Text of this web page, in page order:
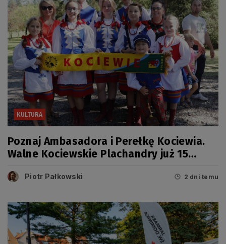
KULTURA
Poznaj Ambasadora i Perełkę Kociewia.
Walne Kociewskie Plachandry już 15
Piotr Pałkowski 2 dni temu